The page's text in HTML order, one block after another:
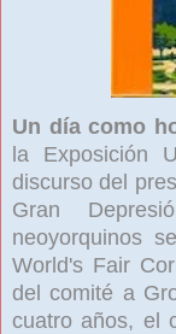
Un día como
la Exposición
discurso del
Gran
neoyorquinos
World's Fair
del comité a
cuatro años, el